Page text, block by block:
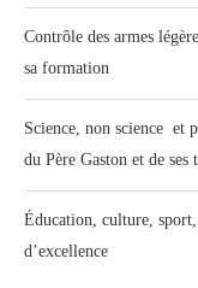
Contrôle des armes
sa formation
Science, non science et
du Père Gaston et de ses
Éducation, culture,
d’excellence